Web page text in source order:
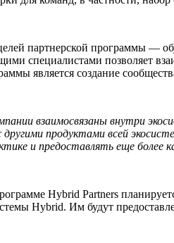
партнерской программы —
специалистами позволяет
является создание
взаимосвязаны внутри
другими продуктами всей
и предоставлять еще более
Hybrid Partners
Hybrid. Им будут